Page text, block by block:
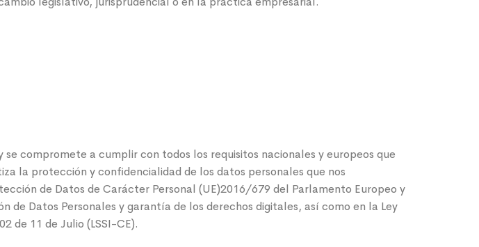
se compromete a cumplir con todos los requisitos nacionales y europeos que
la protección y confidencialidad de los datos personales que nos
de Datos de Carácter Personal (UE)2016/679 del Parlamento Europeo y
Datos Personales y garantía de los derechos digitales, así como en la Ley
de 11 de Julio (LSSI-CE).